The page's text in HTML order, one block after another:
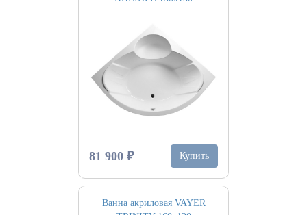
81 900 ₽ Купить
Ванна акриловая VAYER